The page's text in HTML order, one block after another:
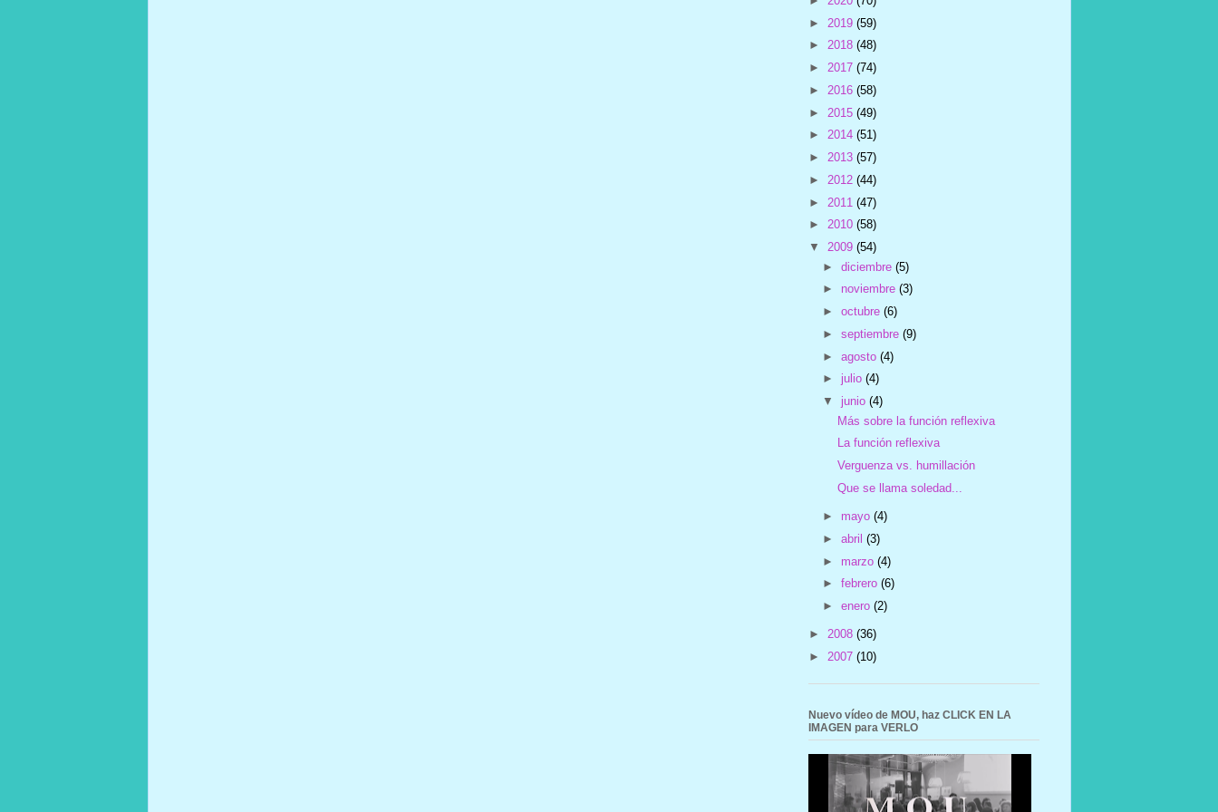
► 2019 (59)
► 2018 (48)
► 2017 (74)
► 2016 (58)
► 2015 (49)
► 2014 (51)
► 2013 (57)
► 2012 (44)
► 2011 (47)
► 2010 (58)
▼ 2009 (54)
►diciembre(5)
► noviembre(3)
►octubre(6)
►septiembre(9)
►agosto(4)
►julio(4)
▼junio(4)
Más sobre la función reflexiva
La función reflexiva
Verguenza vs. humillación
Que se llama soledad...
► mayo(4)
►abril(3)
► marzo(4)
►febrero(6)
►enero(2)
► 2008 (36)
► 2007 (10)
Nuevo vídeo de MOU, haz CLICK EN LA
IMAGEN para VERLO